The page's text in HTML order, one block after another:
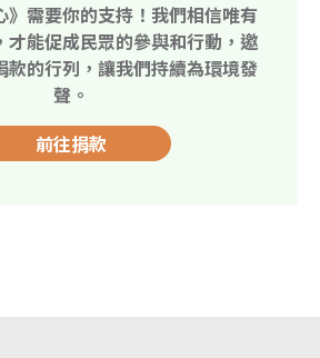
》需要你的支持！我們相信唯有
才能促成民眾的參與和行動，邀
款的行列，讓我們持續為環境發
聲。
前往捐款